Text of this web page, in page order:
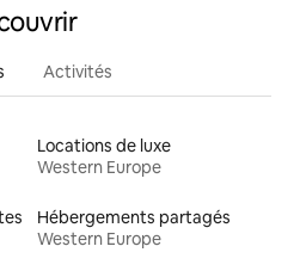
Activités
Locations de luxe
Western Europe
Hébergements partagés
Western Europe